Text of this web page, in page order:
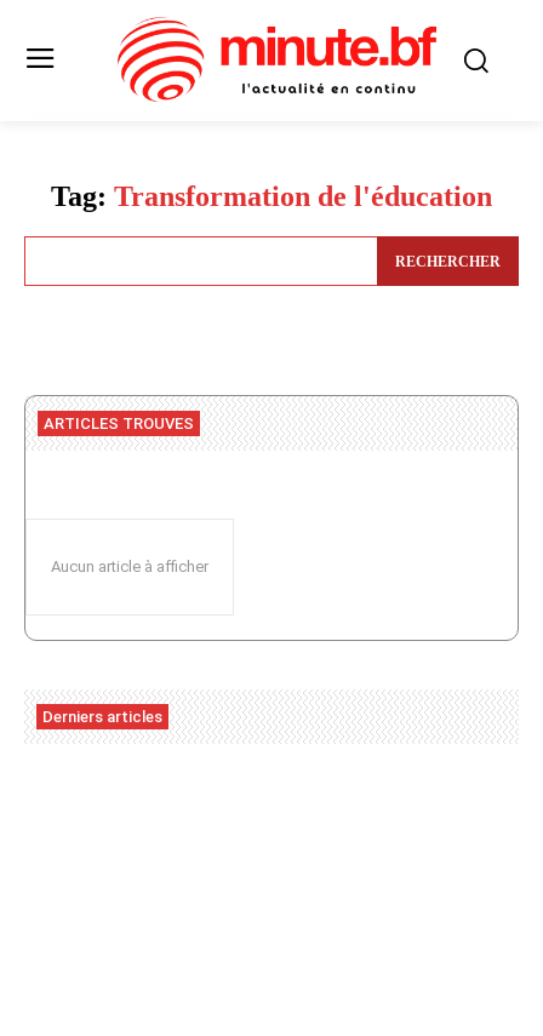
Tag: Transformation de l'éducation
RECHERCHER
ARTICLES TROUVES
Aucun article à afficher
Derniers articles